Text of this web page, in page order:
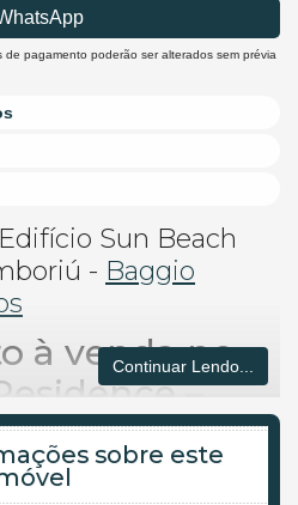
pagamento poderão ser alterados sem prévia
Sun Beach
- Baggio
à venda no
–
Continuar Lendo...
sobre este